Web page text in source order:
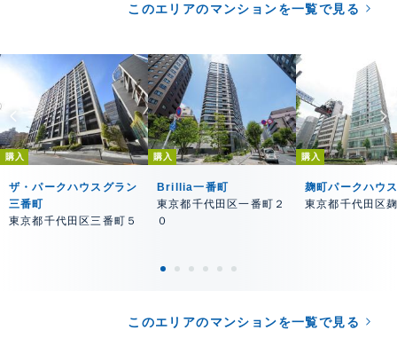
このエリアのマンションを一覧で見る
購入
ザ・パークハウスグラン
三番町
東京都千代田区三番町５
購入
Brillia一番町
東京都千代田区一番町２
０
購入
麹町パークハウ
東京都千代田区
このエリアのマンションを一覧で見る